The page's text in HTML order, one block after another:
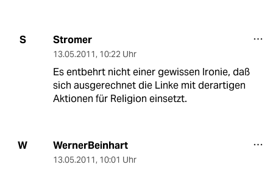
S Stromer
13.05.2011, 10:22 Uhr
Es entbehrt nicht einer gewissen Ironie, daß
sich ausgerechnet die Linke mit derartigen
Aktionen für Religion einsetzt.
W WernerBeinhart
13.05.2011, 10:01 Uhr